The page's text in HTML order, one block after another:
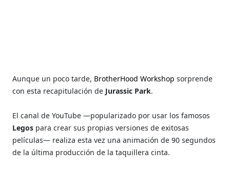
Aunque un poco tarde, BrotherHood Workshop sorprende
con esta recapitulación de Jurassic Park.
El canal de YouTube —popularizado por usar los famosos
Legos para crear sus propias versiones de exitosas
películas— realiza esta vez una animación de 90 segundos
de la última producción de la taquillera cinta.